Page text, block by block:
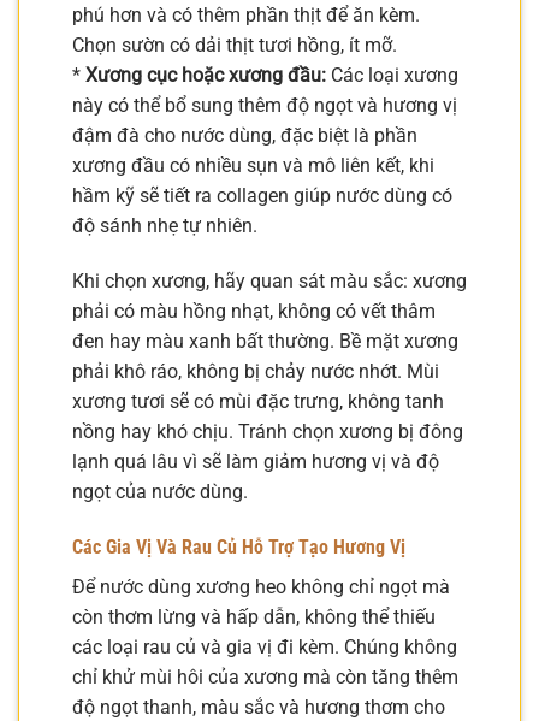
phú hơn và có thêm phần thịt để ăn kèm.
Chọn sườn có dải thịt tươi hồng, ít mỡ.
* Xương cục hoặc xương đầu: Các loại xương
này có thể bổ sung thêm độ ngọt và hương vị
đậm đà cho nước dùng, đặc biệt là phần
xương đầu có nhiều sụn và mô liên kết, khi
hầm kỹ sẽ tiết ra collagen giúp nước dùng có
độ sánh nhẹ tự nhiên.
Khi chọn xương, hãy quan sát màu sắc: xương
phải có màu hồng nhạt, không có vết thâm
đen hay màu xanh bất thường. Bề mặt xương
phải khô ráo, không bị chảy nước nhớt. Mùi
xương tươi sẽ có mùi đặc trưng, không tanh
nồng hay khó chịu. Tránh chọn xương bị đông
lạnh quá lâu vì sẽ làm giảm hương vị và độ
ngọt của nước dùng.
Các Gia Vị Và Rau Củ Hỗ Trợ Tạo Hương Vị
Để nước dùng xương heo không chỉ ngọt mà
còn thơm lừng và hấp dẫn, không thể thiếu
các loại rau củ và gia vị đi kèm. Chúng không
chỉ khử mùi hôi của xương mà còn tăng thêm
độ ngọt thanh, màu sắc và hương thơm cho